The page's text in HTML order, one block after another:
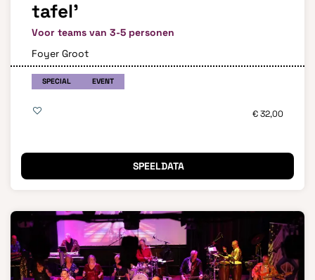
tafel’
Voor teams van 3-5 personen
Foyer Groot
SPECIAL EVENT
€ 32,00
SPEELDATA